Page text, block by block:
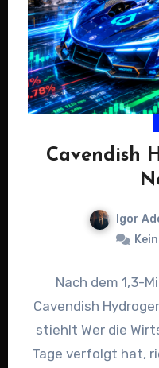
Cavendish
Igor
Nach dem 1,3-
Cavendish
stiehlt Wer die
Tage verfolgt hat,